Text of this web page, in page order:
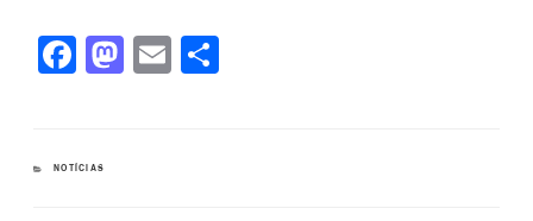
F
a
e
M
a
E
m
CATEGORIAS
NOTÍCIAS